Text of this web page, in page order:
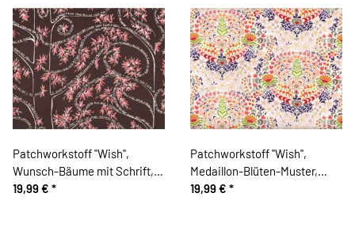
Patchworkstoff "Wish",
Wunsch-Bäume mit Schrift,
dunkelbraun-rosa
19,99 € *
Patchworkstoff "Wish",
Medaillon-Blüten-Muster,
gebrochenes weiß-rot-
19,99 € *